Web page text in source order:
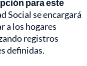
para este
Social se encargará
a los hogares
registros
definidas.